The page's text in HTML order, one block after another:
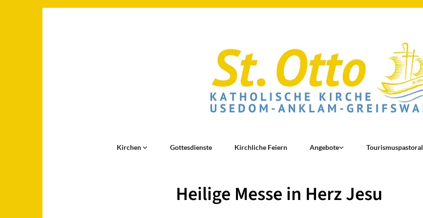
Kirchen Gottesdienste Kirchliche Feiern Angebote Tourismuspastoral
Heilige Messe in Herz Jesu